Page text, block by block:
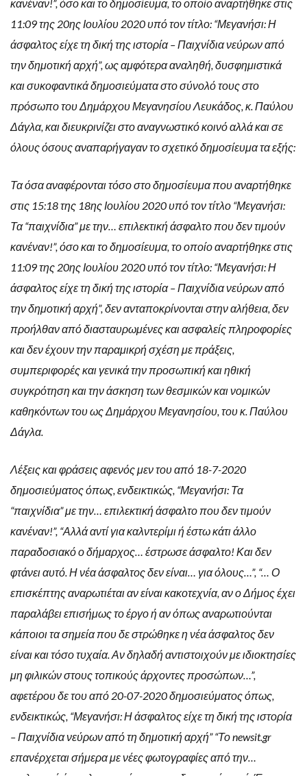
κανέναν!”, όσο και το δημοσίευμα, το οποίο αναρτήθηκε στις
11:09 της 20ης Ιουλίου 2020 υπό τον τίτλο: “Μεγανήσι: Η
άσφαλτος είχε τη δική της ιστορία – Παιχνίδια νεύρων από
την δημοτική αρχή”, ως αμφότερα αναληθή, δυσφημιστικά
και συκοφαντικά δημοσιεύματα στο σύνολό τους στο
πρόσωπο του Δημάρχου Μεγανησίου Λευκάδος, κ. Παύλου
Δάγλα, και διευκρινίζει στο αναγνωστικό κοινό αλλά και σε
όλους όσους αναπαρήγαγαν το σχετικό δημοσίευμα τα εξής:
Τα όσα αναφέρονται τόσο στο δημοσίευμα που αναρτήθηκε
στις 15:18 της 18ης Ιουλίου 2020 υπό τον τίτλο “Μεγανήσι:
Τα “παιχνίδια” με την… επιλεκτική άσφαλτο που δεν τιμούν
κανέναν!”, όσο και το δημοσίευμα, το οποίο αναρτήθηκε στις
11:09 της 20ης Ιουλίου 2020 υπό τον τίτλο: “Μεγανήσι: Η
άσφαλτος είχε τη δική της ιστορία – Παιχνίδια νεύρων από
την δημοτική αρχή”, δεν ανταποκρίνονται στην αλήθεια, δεν
προήλθαν από διασταυρωμένες και ασφαλείς πληροφορίες
και δεν έχουν την παραμικρή σχέση με πράξεις,
συμπεριφορές και γενικά την προσωπική και ηθική
συγκρότηση και την άσκηση των θεσμικών και νομικών
καθηκόντων του ως Δημάρχου Μεγανησίου, του κ. Παύλου
Δάγλα.
Λέξεις και φράσεις αφενός μεν του από 18-7-2020
δημοσιεύματος όπως, ενδεικτικώς, “Μεγανήσι: Τα
“παιχνίδια” με την… επιλεκτική άσφαλτο που δεν τιμούν
κανέναν!”, “Αλλά αντί για καλντερίμι ή έστω κάτι άλλο
παραδοσιακό ο δήμαρχος… έστρωσε άσφαλτο! Και δεν
φτάνει αυτό. Η νέα άσφαλτος δεν είναι… για όλους…”, “… Ο
επισκέπτης αναρωτιέται αν είναι κακοτεχνία, αν ο Δήμος έχει
παραλάβει επισήμως το έργο ή αν όπως αναρωτιούνται
κάποιοι τα σημεία που δε στρώθηκε η νέα άσφαλτος δεν
είναι και τόσο τυχαία. Αν δηλαδή αντιστοιχούν με ιδιοκτησίες
μη φιλικών στους τοπικούς άρχοντες προσώπων…”,
αφετέρου δε του από 20-07-2020 δημοσιεύματος όπως,
ενδεικτικώς, “Μεγανήσι: Η άσφαλτος είχε τη δική της ιστορία
– Παιχνίδια νεύρων από τη δημοτική αρχή” “Το newsit.gr
επανέρχεται σήμερα με νέες φωτογραφίες από την…